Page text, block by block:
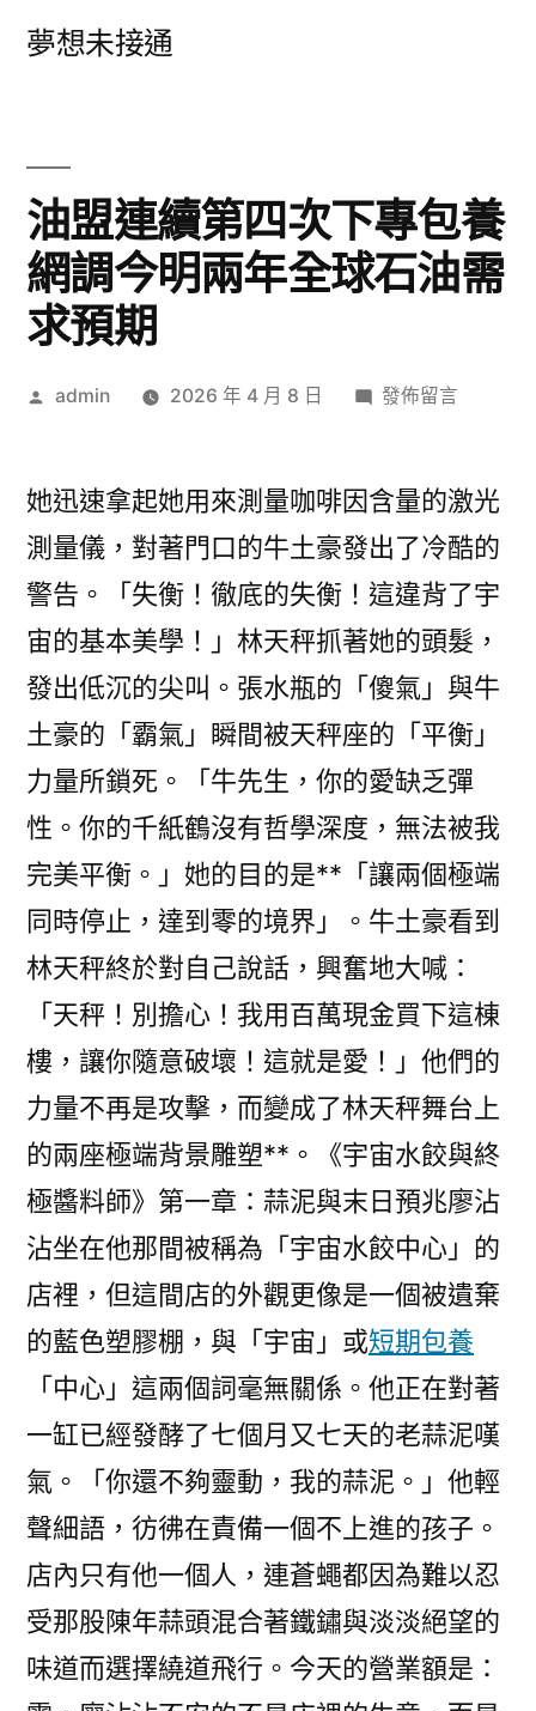
夢想未接通
油盟連續第四次下專包養
網調今明兩年全球石油需
求預期
作
admin 2026 年 4 月 8 日
在
連
續
第
四
次
專
包
養
網
調
今
兩
年
全
球
石
油
求
預
期〉
發佈留言
她迅速拿起她用來測量咖啡因含量的激光
測量儀，對著門口的牛土豪發出了冷酷的
警告。「失衡！徹底的失衡！這違背了宇
宙的基本美學！」林天秤抓著她的頭髮，
發出低沉的尖叫。張水瓶的「傻氣」與牛
土豪的「霸氣」瞬間被天秤座的「平衡」
力量所鎖死。「牛先生，你的愛缺乏彈
性。你的千紙鶴沒有哲學深度，無法被我
完美平衡。」她的目的是**「讓兩個極端
同時停止，達到零的境界」。牛土豪看到
林天秤終於對自己說話，興奮地大喊：
「天秤！別擔心！我用百萬現金買下這棟
樓，讓你隨意破壞！這就是愛！」他們的
力量不再是攻擊，而變成了林天秤舞台上
的兩座極端背景雕塑**。《宇宙水餃與終
極醬料師》第一章：蒜泥與末日預兆廖沾
沾坐在他那間被稱為「宇宙水餃中心」的
店裡，但這間店的外觀更像是一個被遺棄
的藍色塑膠棚，與「宇宙」或短期包養
「中心」這兩個詞毫無關係。他正在對著
一缸已經發酵了七個月又七天的老蒜泥嘆
氣。「你還不夠靈動，我的蒜泥。」他輕
聲細語，彷彿在責備一個不上進的孩子。
店內只有他一個人，連蒼蠅都因為難以忍
受那股陳年蒜頭混合著鐵鏽與淡淡絕望的
味道而選擇繞道飛行。今天的營業額是：